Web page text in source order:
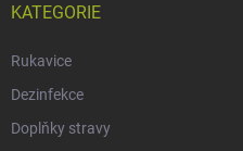
KATEGORIE
Rukavice
Dezinfekce
Doplňky stravy